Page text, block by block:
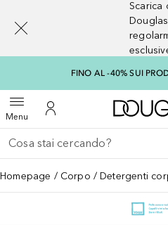
Scarica
FINO AL -40% SUI
MenuApri menuAl Mio Account
Torna indietro
Esegui ricerca
Homepage Corpo Detergenti
[navigation.slideout.screenreader]